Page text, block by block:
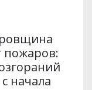
пожаров:
начала